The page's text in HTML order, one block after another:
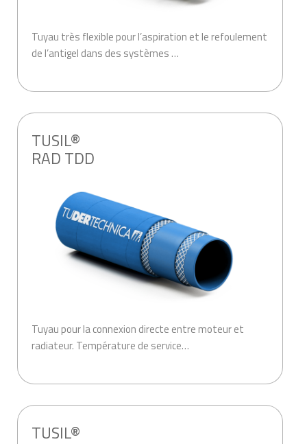
Tuyau très flexible pour l’aspiration et le refoulement
de l’antigel dans des systèmes …
TUSIL®
RAD TDD
Tuyau pour la connexion directe entre moteur et
radiateur. Température de service…
TUSIL®